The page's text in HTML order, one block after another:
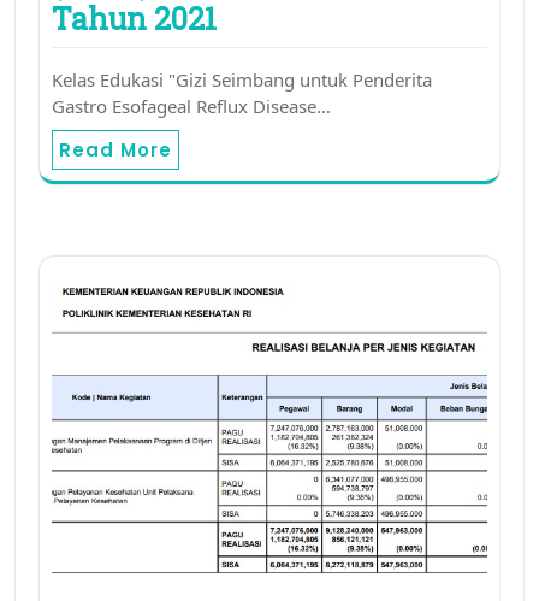
Tahun 2021
Kelas Edukasi "Gizi Seimbang untuk Penderita
Gastro Esofageal Reflux Disease…
Read More